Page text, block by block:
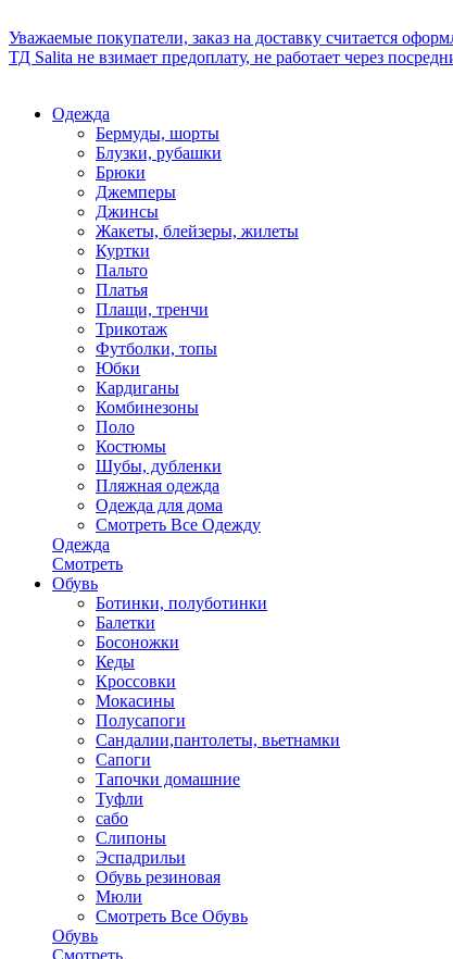
Уважаемые покупатели, заказ на доставку считается
ТД Salita не взимает предоплату, не работает через
Одежда
Бермуды, шорты
Блузки, рубашки
Брюки
Джемперы
Джинсы
Жакеты, блейзеры, жилеты
Куртки
Пальто
Платья
Плащи, тренчи
Трикотаж
Футболки, топы
Юбки
Кардиганы
Комбинезоны
Поло
Костюмы
Шубы, дубленки
Пляжная одежда
Одежда для дома
Смотреть Все Одежду
Одежда
Смотреть
Обувь
Ботинки, полуботинки
Балетки
Босоножки
Кеды
Кроссовки
Мокасины
Полусапоги
Сандалии,пантолеты, вьетнамки
Сапоги
Тапочки домашние
Туфли
сабо
Слипоны
Эспадрильи
Обувь резиновая
Мюли
Смотреть Все Обувь
Обувь
Смотреть